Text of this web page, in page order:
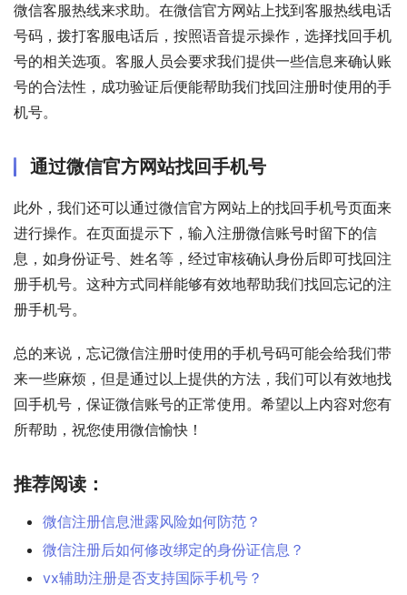
微信客服热线来求助。在微信官方网站上找到客服热线电话
号码，拨打客服电话后，按照语音提示操作，选择找回手机
号的相关选项。客服人员会要求我们提供一些信息来确认账
号的合法性，成功验证后便能帮助我们找回注册时使用的手
机号。
通过微信官方网站找回手机号
此外，我们还可以通过微信官方网站上的找回手机号页面来
进行操作。在页面提示下，输入注册微信账号时留下的信
息，如身份证号、姓名等，经过审核确认身份后即可找回注
册手机号。这种方式同样能够有效地帮助我们找回忘记的注
册手机号。
总的来说，忘记微信注册时使用的手机号码可能会给我们带
来一些麻烦，但是通过以上提供的方法，我们可以有效地找
回手机号，保证微信账号的正常使用。希望以上内容对您有
所帮助，祝您使用微信愉快！
推荐阅读：
微信注册信息泄露风险如何防范？
微信注册后如何修改绑定的身份证信息？
vx辅助注册是否支持国际手机号？